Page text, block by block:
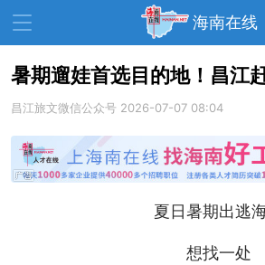
海南在线
资讯中心 热点 旅游
文体 财经
教育 健康 房产
美食
活动
暑期遛娃首选目的地！昌江
昌江旅文微信公众号 2026-07-07 08:04
夏日暑期出逃
想找一处